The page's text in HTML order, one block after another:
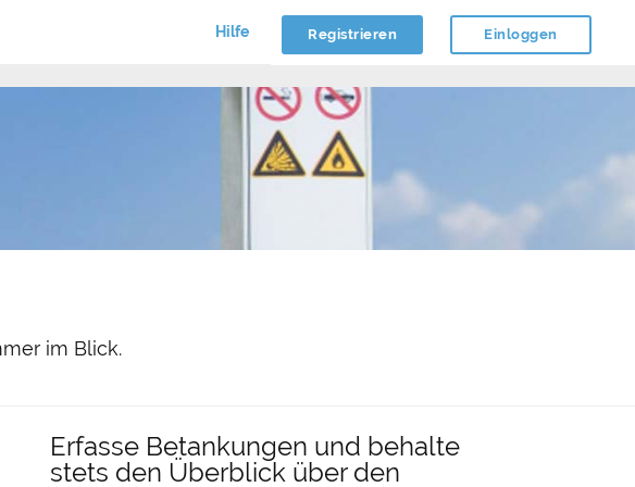
Hilfe Registrieren Einloggen
im Blick.
Erfasse Betankungen und behalte
stets den Überblick über den